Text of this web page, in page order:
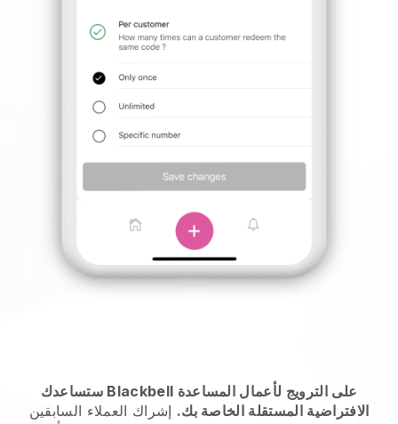
ستساعدك Blackbell على الترويج لأعمال المساعدة
الافتراضية المستقلة الخاصة بك. إشراك العملاء السابقين